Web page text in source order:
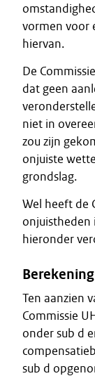
vormen voor
hiervan.
De
dat geen
niet in
zou zijn
onjuiste
grondslag.
Wel heeft de
onjuistheden
hieronder
Ten aanzien
Commissie
onder sub d
sub d